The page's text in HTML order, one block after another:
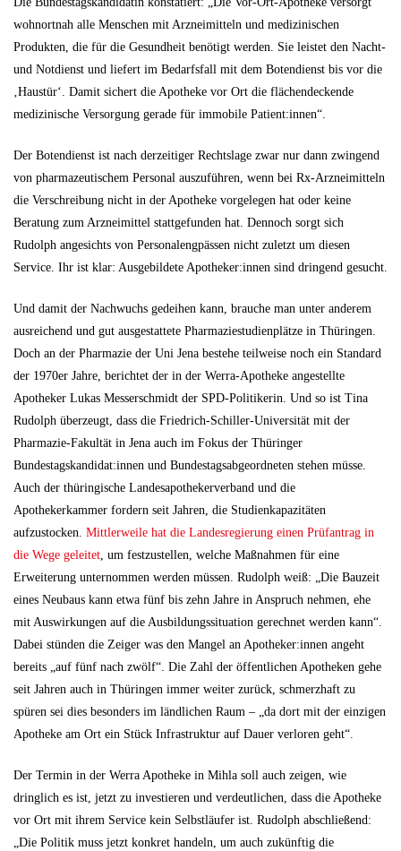
wohnortnah alle Menschen mit Arzneimitteln und medizinischen
Produkten, die für die Gesundheit benötigt werden. Sie leistet den Nacht-
und Notdienst und liefert im Bedarfsfall mit dem Botendienst bis vor die
‚Haustür‘. Damit sichert die Apotheke vor Ort die flächendeckende
medizinische Versorgung gerade für immobile Patient:innen“.
Der Botendienst ist nach derzeitiger Rechtslage zwar nur dann zwingend
von pharmazeutischem Personal auszuführen, wenn bei Rx-Arzneimitteln
die Verschreibung nicht in der Apotheke vorgelegen hat oder keine
Beratung zum Arzneimittel statt­gefunden hat. Dennoch sorgt sich
Rudolph angesichts von Personalengpässen nicht zuletzt um diesen
Service. Ihr ist klar: Ausgebildete Apotheker:innen sind dringend gesucht.
Und damit der Nachwuchs gedeihen kann, brauche man unter anderem
ausreichend und gut ausgestattete Pharmaziestudienplätze in Thüringen.
Doch an der Pharmazie der Uni Jena bestehe teilweise noch ein Standard
der 1970er Jahre, berichtet der in der Werra-Apotheke angestellte
Apotheker Lukas Messerschmidt der SPD-Politikerin. Und so ist Tina
Rudolph überzeugt, dass die Friedrich-Schiller-Universität mit der
Pharmazie-Fakultät in Jena auch im Fokus der Thüringer
Bundestagskandidat:innen und Bundestagsabgeordneten stehen müsse.
Auch der thüringische Landesapothekerverband und die
Apothekerkammer fordern seit Jahren, die Studienkapazitäten
aufzustocken. Mittlerweile hat die Landesregierung einen Prüfantrag in
die Wege geleitet, um festzustellen, welche Maßnahmen für eine
Erweiterung unternommen werden müssen. Rudolph weiß: „Die Bauzeit
eines Neubaus kann etwa fünf bis zehn Jahre in Anspruch nehmen, ehe
mit Auswirkungen auf die Ausbildungssituation gerechnet werden kann“.
Dabei stünden die Zeiger was den Mangel an Apotheker:innen angeht
bereits „auf fünf nach zwölf“. Die Zahl der öffentlichen Apotheken gehe
seit Jahren auch in Thüringen immer weiter zurück, schmerzhaft zu
spüren sei dies besonders im ländlichen Raum – „da dort mit der einzigen
Apotheke am Ort ein Stück Infrastruktur auf Dauer verloren geht“.
Der Termin in der Werra Apotheke in Mihla soll auch zeigen, wie
dringlich es ist, jetzt zu investieren und verdeutlichen, dass die Apotheke
vor Ort mit ihrem Service kein Selbstläufer ist. Rudolph abschließend:
„Die Politik muss jetzt konkret handeln, um auch zukünftig die